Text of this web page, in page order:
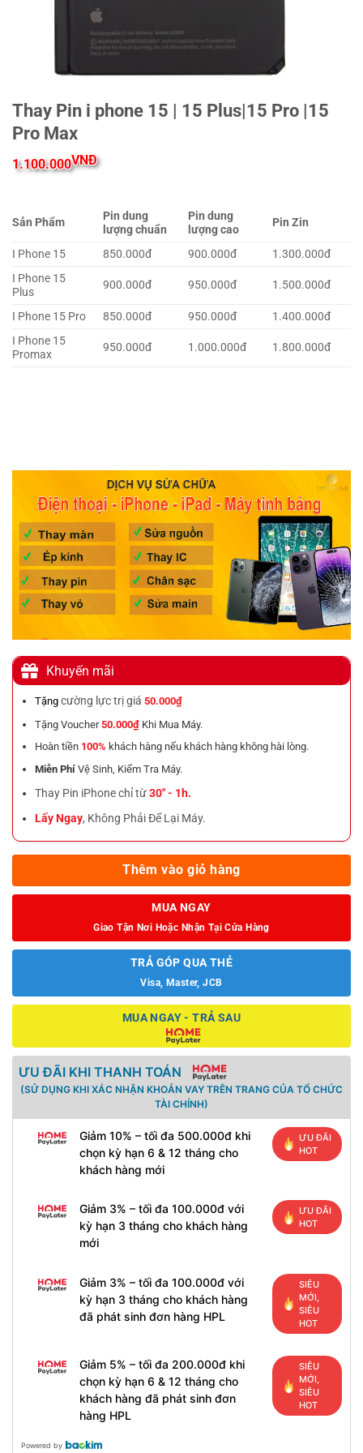
Thay Pin i phone 15 | 15 Plus|15 Pro |15
Pro Max
1.100.000VNĐ
Sản Phẩm
Pin dung
lượng chuẩn
Pin dung
lượng cao
Pin Zin
I Phone 15 850.000đ 900.000đ
1.300.000đ
I Phone 15
Plus
900.000đ 950.000đ 1.500.000đ
I Phone 15 Pro 850.000đ 950.000đ
1.400.000đ
I Phone 15
Promax
950.000đ 1.000.000đ 1.800.000đ
Khuyến mãi
Tặngcường lực trị giá 50.000₫
Tặng Voucher50.000₫Khi Mua Máy.
Hoàn tiền 100% khách hàng nếu khách hàng không hài lòng.
Miễn PhíVệ Sinh, Kiểm Tra Máy.
Thay Pin iPhone chỉ từ30" - 1h.
Lấy Ngay, Không Phải Để Lại Máy.
Thêm vào giỏ hàng
MUA NGAY
Giao Tận Nơi Hoặc Nhận Tại Cửa Hàng
TRẢ GÓP QUA THẺ
Visa, Master, JCB
MUA NGAY - TRẢ SAU
ƯU ĐÃI KHI THANH TOÁN
(SỬ DỤNG KHI XÁC NHẬN KHOẢN VAY TRÊN TRANG CỦA TỔ CHỨC
TÀI CHÍNH)
Giảm 10% – tối đa 500.000đ khi
chọn kỳ hạn 6 & 12 tháng cho
khách hàng mới
ƯU ĐÃI
HOT
Giảm 3% – tối đa 100.000đ với
kỳ hạn 3 tháng cho khách hàng
mới
ƯU ĐÃI
HOT
Giảm 3% – tối đa 100.000đ với
kỳ hạn 3 tháng cho khách hàng
đã phát sinh đơn hàng HPL
SIÊU
MỚI,
SIÊU
HOT
Giảm 5% – tối đa 200.000đ khi
chọn kỳ hạn 6 & 12 tháng cho
khách hàng đã phát sinh đơn
hàng HPL
SIÊU
MỚI,
SIÊU
HOT
Powered by